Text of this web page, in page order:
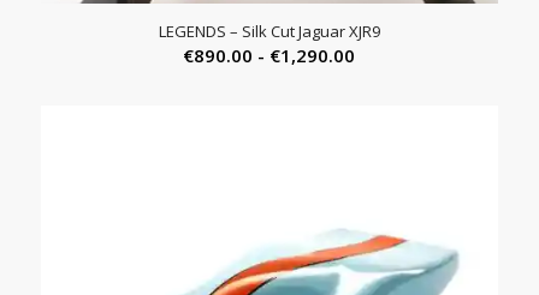
LEGENDS – Silk Cut Jaguar XJR9
€890.00 - €1,290.00